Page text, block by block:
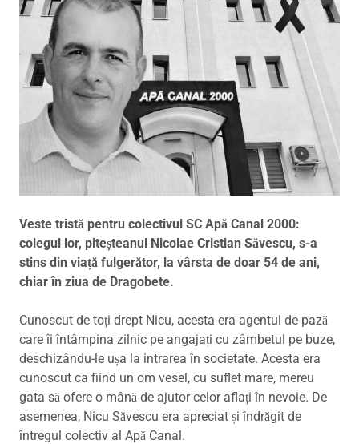
Veste tristă pentru colectivul SC Apă Canal 2000:
colegul lor, piteșteanul Nicolae Cristian Săvescu, s-a
stins din viață fulgerător, la vârsta de doar 54 de ani,
chiar în ziua de Dragobete.
Cunoscut de toți drept Nicu, acesta era agentul de pază
care îi întâmpina zilnic pe angajați cu zâmbetul pe buze,
deschizându-le ușa la intrarea în societate. Acesta era
cunoscut ca fiind un om vesel, cu suflet mare, mereu
gata să ofere o mână de ajutor celor aflați în nevoie. De
asemenea, Nicu Săvescu era apreciat și îndrăgit de
întregul colectiv al Apă Canal.